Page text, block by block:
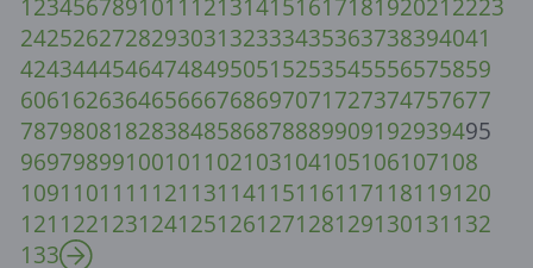
1234567891011 121314151617181920212223
242526272829303132333435363738394041
424344454647484950515253545556575859
606162636465666768697071727374757677
787980818283848586878889909192939495
96979899100101 102103104105106107108
109110111 112113114115116117118119120
121 122123124125126127128129130131 132
133